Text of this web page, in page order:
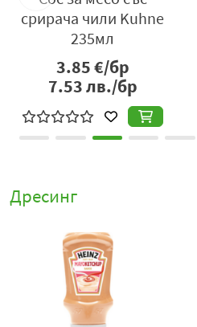
срирача чили Kuhne
235мл
3.85€/бр
7.53лв./бр
Дресинг